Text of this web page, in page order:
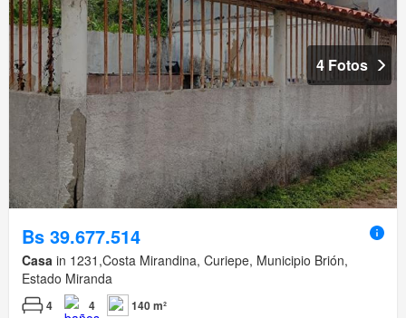
4 Fotos
Bs 39.677.514
Casa in 1231,Costa Mirandina, Curiepe, Municipio Brión,
Estado Miranda
4 4 140 m²